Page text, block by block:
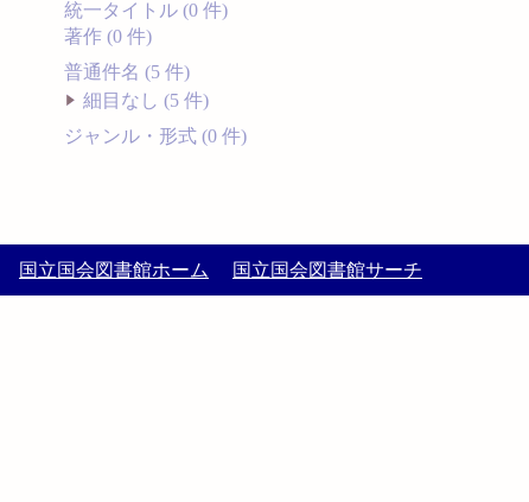
統一タイトル (0 件)
著作 (0 件)
普通件名 (5 件)
細目なし (5 件)
ジャンル・形式 (0 件)
国立国会図書館ホーム 国立国会図書館サーチ